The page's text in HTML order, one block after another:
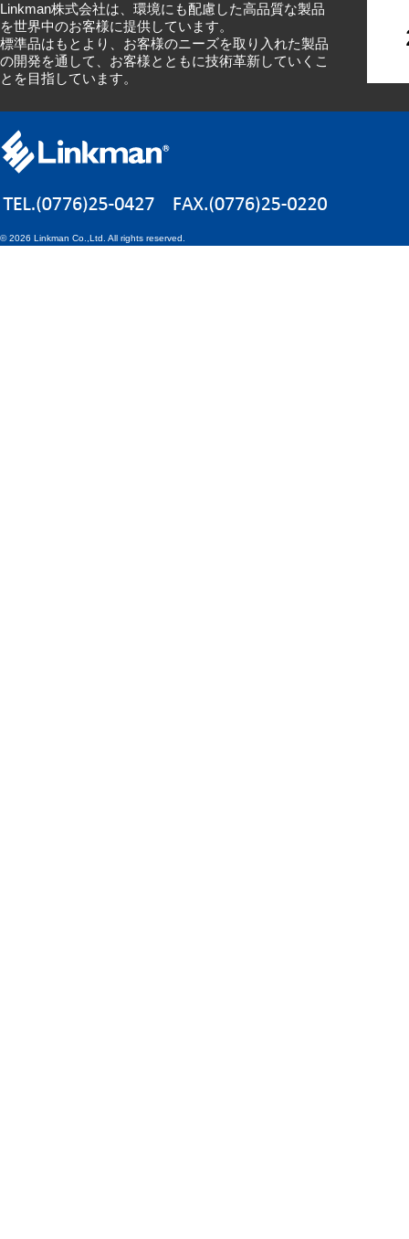
Linkman株式会社は、環境にも配慮した高品質な製品
を世界中のお客様に提供しています。
標準品はもとより、お客様のニーズを取り入れた製品
の開発を通して、お客様とともに技術革新していくこ
とを目指しています。
©2026 Linkman Co.,Ltd. All rights reserved.